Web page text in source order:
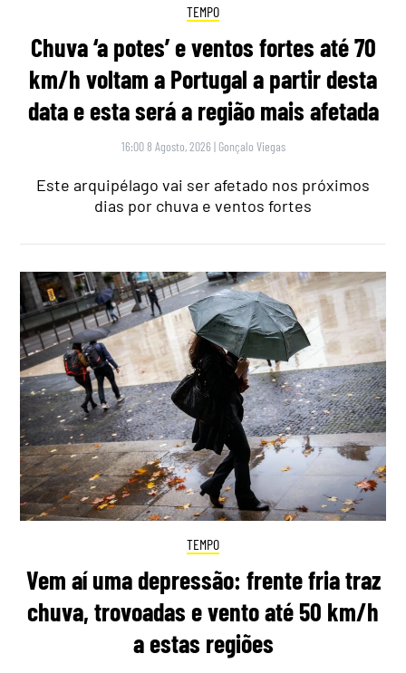
TEMPO
Chuva ‘a potes’ e ventos fortes até 70
km/h voltam a Portugal a partir desta
data e esta será a região mais afetada
16:00 8 Agosto, 2026 | Gonçalo Viegas
Este arquipélago vai ser afetado nos próximos
dias por chuva e ventos fortes
TEMPO
Vem aí uma depressão: frente fria traz
chuva, trovoadas e vento até 50 km/h
a estas regiões